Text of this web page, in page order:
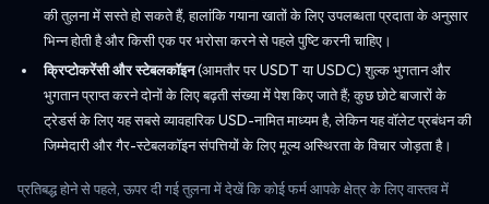
की तुलना में सस्ते हो सकते हैं, हालांकि गयाना खातों के लिए उपलब्धता प्रदाता के अनुसार
भिन्न होती है और किसी एक पर भरोसा करने से पहले पुष्टि करनी चाहिए।
क्रिप्टोकरेंसी और स्टेबलकॉइन(आमतौर पर USDT या USDC) शुल्क भुगतान और
भुगतान प्राप्त करने दोनों के लिए बढ़ती संख्या में पेश किए जाते हैं; कुछ छोटे बाजारों के
ट्रेडर्स के लिए यह सबसे व्यावहारिक USD-नामित माध्यम है, लेकिन यह वॉलेट प्रबंधन की
जिम्मेदारी और गैर-स्टेबलकॉइन संपत्तियों के लिए मूल्य अस्थिरता के विचार जोड़ता है।
प्रतिबद्ध होने से पहले, ऊपर दी गई तुलना में देखें कि कोई फर्म आपके क्षेत्र के लिए वास्तव में